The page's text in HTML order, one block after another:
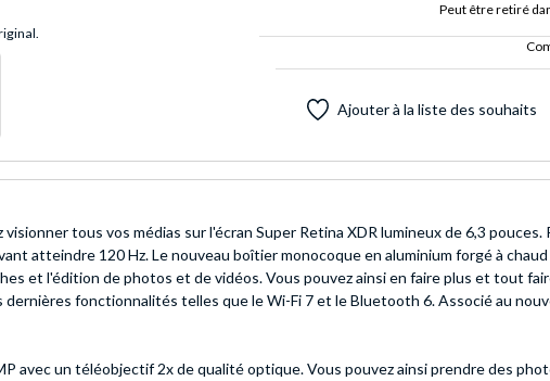
Peut être retiré
Ajouter à la liste des souhaits
tous vos médias sur l'écran Super Retina XDR lumineux de 6,3
atteindre 120 Hz. Le nouveau boîtier monocoque en aluminium forgé à
et l'édition de photos et de vidéos. Vous pouvez ainsi en faire plus et tout
dernières fonctionnalités telles que le Wi-Fi 7 et le Bluetooth 6. Associé au
avec un téléobjectif 2x de qualité optique. Vous pouvez ainsi prendre des